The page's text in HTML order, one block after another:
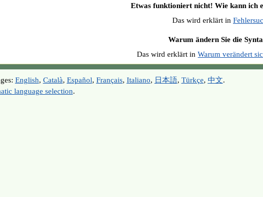
Etwas funktioniert nicht! Wie kann ich
Das wird erklärt in
Warum ändern Sie die
Das wird erklärt inWarum verändert
English, Català, Español, Français, Italiano, 日本語, Türkçe, 中文.
language selection.